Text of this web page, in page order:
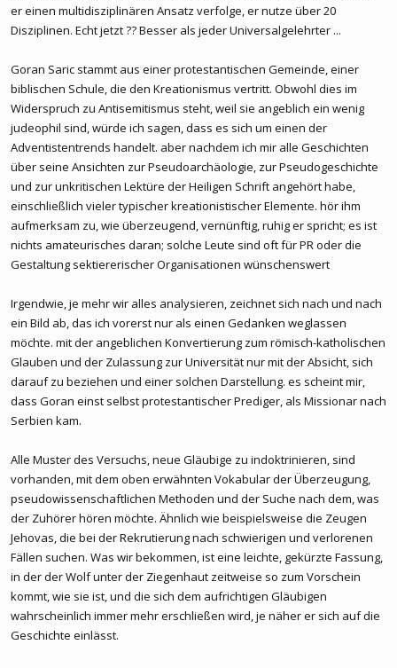
er einen multidisziplinären Ansatz verfolge, er nutze über 20
Disziplinen. Echt jetzt ?? Besser als jeder Universalgelehrter ...
Goran Saric stammt aus einer protestantischen Gemeinde, einer
biblischen Schule, die den Kreationismus vertritt. Obwohl dies im
Widerspruch zu Antisemitismus steht, weil sie angeblich ein wenig
judeophil sind, würde ich sagen, dass es sich um einen der
Adventistentrends handelt. aber nachdem ich mir alle Geschichten
über seine Ansichten zur Pseudoarchäologie, zur Pseudogeschichte
und zur unkritischen Lektüre der Heiligen Schrift angehört habe,
einschließlich vieler typischer kreationistischer Elemente. hör ihm
aufmerksam zu, wie überzeugend, vernünftig, ruhig er spricht; es ist
nichts amateurisches daran; solche Leute sind oft für PR oder die
Gestaltung sektiererischer Organisationen wünschenswert
Irgendwie, je mehr wir alles analysieren, zeichnet sich nach und nach
ein Bild ab, das ich vorerst nur als einen Gedanken weglassen
möchte. mit der angeblichen Konvertierung zum römisch-katholischen
Glauben und der Zulassung zur Universität nur mit der Absicht, sich
darauf zu beziehen und einer solchen Darstellung. es scheint mir,
dass Goran einst selbst protestantischer Prediger, als Missionar nach
Serbien kam.
Alle Muster des Versuchs, neue Gläubige zu indoktrinieren, sind
vorhanden, mit dem oben erwähnten Vokabular der Überzeugung,
pseudowissenschaftlichen Methoden und der Suche nach dem, was
der Zuhörer hören möchte. Ähnlich wie beispielsweise die Zeugen
Jehovas, die bei der Rekrutierung nach schwierigen und verlorenen
Fällen suchen. Was wir bekommen, ist eine leichte, gekürzte Fassung,
in der der Wolf unter der Ziegenhaut zeitweise so zum Vorschein
kommt, wie sie ist, und die sich dem aufrichtigen Gläubigen
wahrscheinlich immer mehr erschließen wird, je näher er sich auf die
Geschichte einlässt.